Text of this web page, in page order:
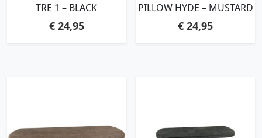
TRE 1 – BLACK
€24,95
PILLOW HYDE – MUSTARD
€ 24,95